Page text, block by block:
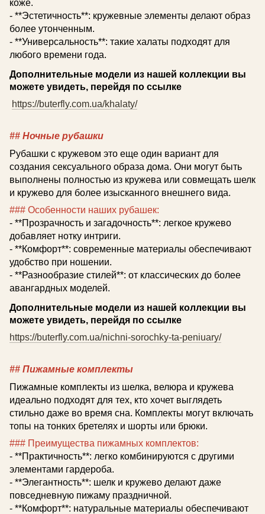
коже.
- **Эстетичность**: кружевные элементы делают образ
более утонченным.
- **Универсальность**: такие халаты подходят для
любого времени года.
Дополнительные модели из нашей коллекции вы
можете увидеть, перейдя по ссылке
https://buterfly.com.ua/khalaty/
## Ночные рубашки
Рубашки с кружевом это еще один вариант для
создания сексуального образа дома. Они могут быть
выполнены полностью из кружева или совмещать шелк
и кружево для более изысканного внешнего вида.
### Особенности наших рубашек:
- **Прозрачность и загадочность**: легкое кружево
добавляет нотку интриги.
- **Комфорт**: современные материалы обеспечивают
удобство при ношении.
- **Разнообразие стилей**: от классических до более
авангардных моделей.
Дополнительные модели из нашей коллекции вы
можете увидеть, перейдя по ссылке
https://buterfly.com.ua/nichni-sorochky-ta-peniuary/
## Пижамные комплекты
Пижамные комплекты из шелка, велюра и кружева
идеально подходят для тех, кто хочет выглядеть
стильно даже во время сна. Комплекты могут включать
топы на тонких бретелях и шорты или брюки.
### Преимущества пижамных комплектов:
- **Практичность**: легко комбинируются с другими
элементами гардероба.
- **Элегантность**: шелк и кружево делают даже
повседневную пижаму праздничной.
- **Комфорт**: натуральные материалы обеспечивают